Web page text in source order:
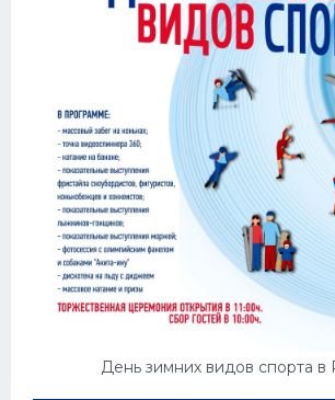
День зимних видов спорта в